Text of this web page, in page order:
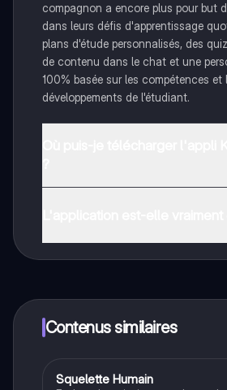
compagnon a encore plus pour but
dans leurs défis d'apprentissage
plans d'étude personnalisés, des
de contenu dans le chat et une
100% basée sur les compétences et
développements de l'étudiant.
limites!
Contenus similaires
Bio éco
Squelette Humain